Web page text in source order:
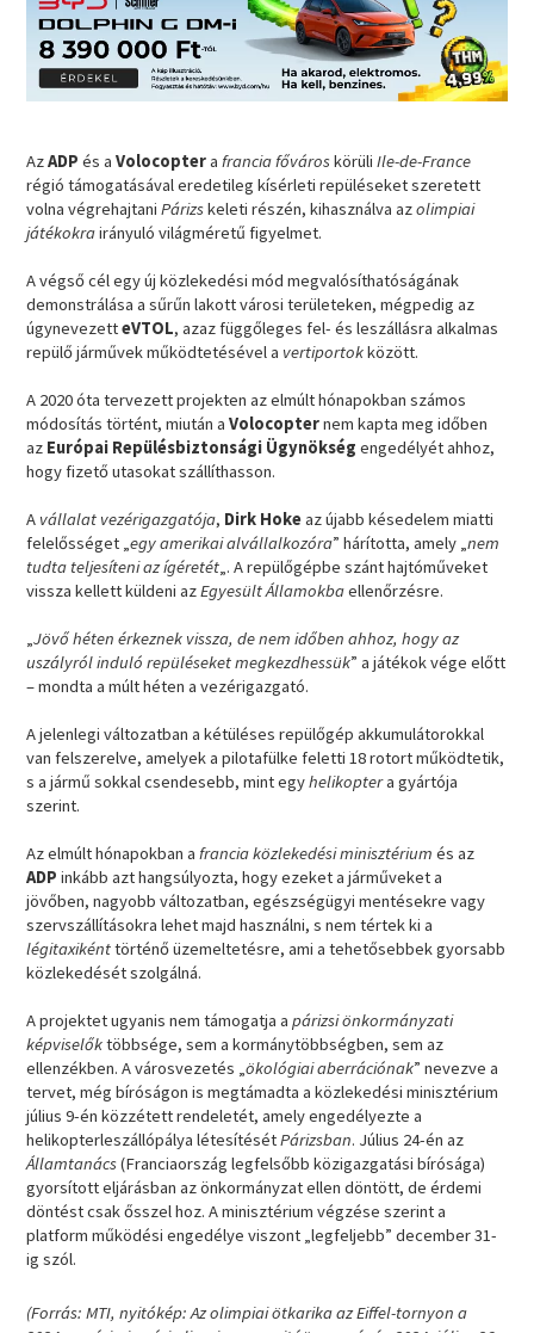
AzADPés aVolocopterafrancia fővároskörüliIle-de-France
régió támogatásával eredetileg kísérleti repüléseket szeretett
volna végrehajtaniPárizskeleti részén, kihasználva azolimpiai
játékokrairányuló világméretű figyelmet.
A végső cél egy új közlekedési mód megvalósíthatóságának
demonstrálása a sűrűn lakott városi területeken, mégpedig az
úgynevezetteVTOL, azaz függőleges fel- és leszállásra alkalmas
repülő járművek működtetésével a vertiportokközött.
A 2020 óta tervezett projekten az elmúlt hónapokban számos
módosítás történt, miután aVolocopternem kapta meg időben
az Európai Repülésbiztonsági Ügynökségengedélyét ahhoz,
hogy fizető utasokat szállíthasson.
A vállalat vezérigazgatója, Dirk Hokeaz újabb késedelem miatti
felelősséget „egy amerikai alvállalkozóra” hárította, amely „nem
tudta teljesíteni az ígéretét„. A repülőgépbe szánt hajtóműveket
vissza kellett küldeni azEgyesült Államokbaellenőrzésre.
„Jövő héten érkeznek vissza, de nem időben ahhoz, hogy az
uszályról induló repüléseket megkezdhessük” a játékok vége előtt
– mondta a múlt héten a vezérigazgató.
A jelenlegi változatban a kétüléses repülőgép akkumulátorokkal
van felszerelve, amelyek a pilotafülke feletti 18 rotort működtetik,
s a jármű sokkal csendesebb, mint egyhelikoptera gyártója
szerint.
Az elmúlt hónapokban afrancia közlekedési minisztériumés az
ADPinkább azt hangsúlyozta, hogy ezeket a járműveket a
jövőben, nagyobb változatban, egészségügyi mentésekre vagy
szervszállításokra lehet majd használni, s nem tértek ki a
légitaxikénttörténő üzemeltetésre, ami a tehetősebbek gyorsabb
közlekedését szolgálná.
A projektet ugyanis nem támogatja apárizsi önkormányzati
képviselőktöbbsége, sem a kormánytöbbségben, sem az
ellenzékben. A városvezetés „ökológiai aberrációnak” nevezve a
tervet, még bíróságon is megtámadta a közlekedési minisztérium
július 9-én közzétett rendeletét, amely engedélyezte a
helikopterleszállópálya létesítésétPárizsban. Július 24-én az
Államtanács(Franciaország legfelsőbb közigazgatási bírósága)
gyorsított eljárásban az önkormányzat ellen döntött, de érdemi
döntést csak ősszel hoz. A minisztérium végzése szerint a
platform működési engedélye viszont „legfeljebb” december 31-
ig szól.
(Forrás: MTI, nyitókép: Az olimpiai ötkarika az Eiffel-tornyon a